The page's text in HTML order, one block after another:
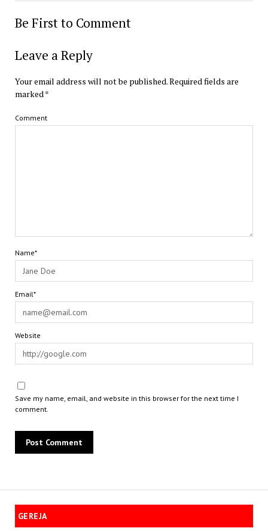
GEREJA
Be First to Comment
Leave a Reply
Your email address will not be published.Required fields are
marked *
Comment
Name*
Email*
Website
Save my name, email, and website in this browser for the next time I
comment.